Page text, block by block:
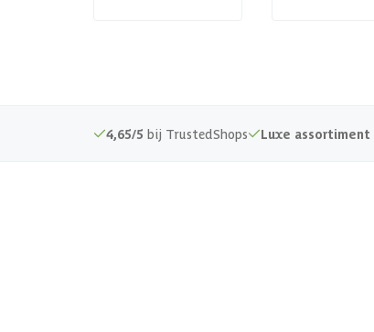
4,65/5 bij TrustedShops Luxe assortiment